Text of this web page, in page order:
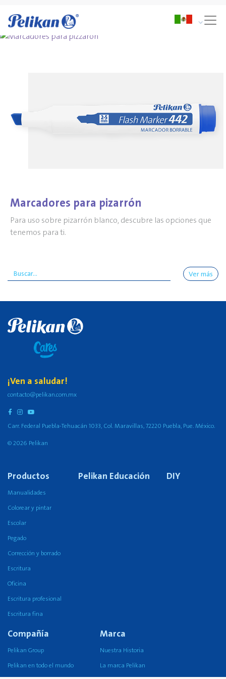
Marcadores para pizarrón
Para uso sobre pizarrón blanco, descubre las opciones que
tenemos para ti.
Ver más
¡Ven a saludar!
contacto@pelikan.com.mx
Carr. Federal Puebla-Tehuacán 1033, Col. Maravillas, 72220 Puebla, Pue. México.
© 2026 Pelikan
Productos
Manualidades
Colorear y pintar
Escolar
Pegado
Corrección y borrado
Escritura
Oficina
Escritura profesional
Escritura fina
Pelikan Educación DIY
Compañía
Pelikan Group
Pelikan en todo el mundo
Marca
Nuestra Historia
La marca Pelikan